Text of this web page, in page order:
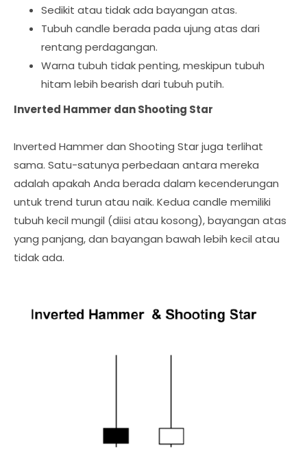
Sedikit atau tidak ada bayangan atas.
Tubuh candle berada pada ujung atas dari
rentang perdagangan.
Warna tubuh tidak penting, meskipun tubuh
hitam lebih bearish dari tubuh putih.
Inverted Hammer dan Shooting Star
Inverted Hammer dan Shooting Star juga terlihat
sama. Satu-satunya perbedaan antara mereka
adalah apakah Anda berada dalam kecenderungan
untuk trend turun atau naik. Kedua candle memiliki
tubuh kecil mungil (diisi atau kosong), bayangan atas
yang panjang, dan bayangan bawah lebih kecil atau
tidak ada.